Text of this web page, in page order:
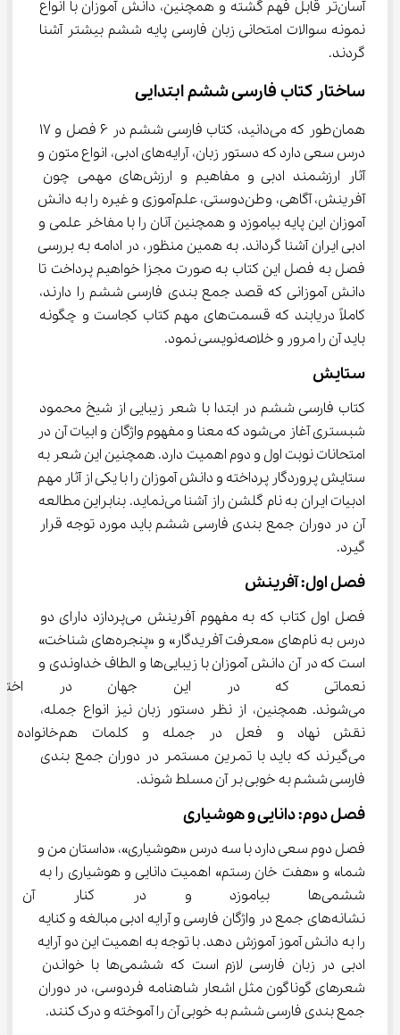
آسان‌تر قابل فهم گشته و همچنین، دانش آموزان با انواع
نمونه سوالات امتحانی زبان فارسی پایه ششم بیشتر آشنا
گردند.
ساختار کتاب فارسی ششم ابتدایی
درس سعی دارد که دستور زبان، آرایه‌های ادبی، انواع متون و
آثار ارزشمند ادبی و مفاهیم و ارزش‌های مهمی چون
آفرینش، آگاهی، وطن‌دوستی، علم‌آموزی و غیره را به دانش
آموزان این پایه بیاموزد و همچنین آنان را با مفاخر علمی و
ادبی ایران آشنا گرداند. به همین منظور، در ادامه به بررسی
فصل به فصل این کتاب به صورت مجزا خواهیم پرداخت تا
دانش آموزانی که قصد جمع بندی فارسی ششم را دارند،
کاملاً دریابند که قسمت‌های مهم کتاب کجاست و چگونه
باید آن را مرور و خلاصه‌نویسی نمود.
ستایش
کتاب فارسی ششم در ابتدا با شعر زیبایی از شیخ محمود
شبستری آغاز می‌شود که معنا و مفهوم واژگان و ابیات آن در
امتحانات نوبت اول و دوم اهمیت دارد. همچنین این شعر به
ستایش پروردگار پرداخته و دانش آموزان را با یکی از آثار مهم
ادبیات ایران به نام گلشن‌ راز آشنا می‌نماید. بنابراین مطالعه
آن در دوران جمع بندی فارسی ششم باید مورد توجه قرار
گیرد.
فصل اول: آفرینش
فصل اول کتاب که به مفهوم آفرینش می‌پردازد دارای دو
درس به نام‌های «معرفت آفریدگار» و «پنجره‌های شناخت»
است که در آن دانش آموزان با زیبایی‌ها و الطاف خداوندی و
نعماتی که در این جهان در
می‌شوند. همچنین، از نظر دستور زبان نیز انواع جمله،
نقش نهاد و فعل در جمله و
می‌گیرند که باید با تمرین مستمر در دوران جمع بندی
فارسی ششم به خوبی بر آن مسلط شوند.
فصل دوم: دانایی و هوشیاری
فصل دوم سعی دارد با سه درس «هوشیاری»، «داستان من و
شما» و «هفت خان رستم» اهمیت دانایی و هوشیاری را به
ششمی‌ها بیاموزد و در کنار آن
نشانه‌های جمع در واژگان فارسی و آرایه ادبی مبالغه و کنایه
را به دانش آموز آموزش دهد. با توجه به اهمیت این دو آرایه
ادبی در زبان فارسی لازم است که ششمی‌ها با خواندن
شعرهای گوناگون مثل اشعار شاهنامه فردوسی، در دوران
جمع بندی فارسی ششم به خوبی آن را آموخته و درک کنند.